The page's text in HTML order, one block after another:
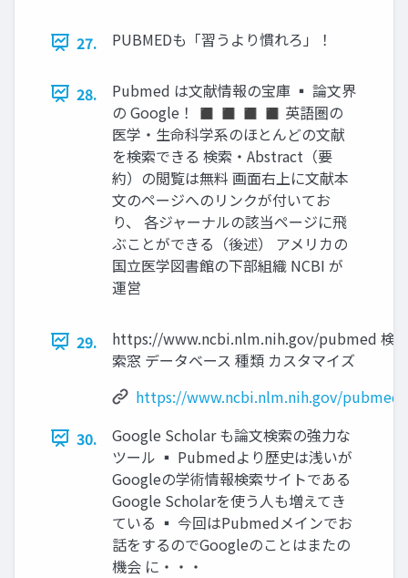
27. PUBMEDも「習うより慣れろ」！
28.
Pubmed は文献情報の宝庫 ▪ 論文界
の Google！ ◼ ◼ ◼ ◼ 英語圏の
医学・生命科学系のほとんどの文献
を検索できる 検索・Abstract（要
約）の閲覧は無料 画面右上に文献本
文のページへのリンクが付いてお
り、 各ジャーナルの該当ページに飛
ぶことができる（後述） アメリカの
国立医学図書館の下部組織 NCBI が
運営
29.
https://www.ncbi.nlm.nih.gov/pubmed 検
索窓 データベース 種類 カスタマイズ
https://www.ncbi.nlm.nih.gov/pubmed
30.
Google Scholar も論文検索の強力な
ツール ▪ Pubmedより歴史は浅いが
Googleの学術情報検索サイトである
Google Scholarを使う人も増えてき
ている ▪ 今回はPubmedメインでお
話をするのでGoogleのことはまたの
機会 に・・・